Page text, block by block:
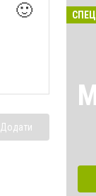
🙂
Додати